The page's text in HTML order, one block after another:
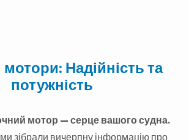
Надійність та
потужність
мотор — серце вашого судна.
ми зібрали вичерпну інформацію про